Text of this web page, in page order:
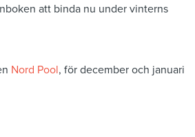
att binda nu under vinterns
Nord Pool, för december och januari